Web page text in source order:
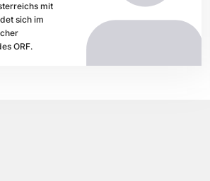
mit
sich im
ORF.